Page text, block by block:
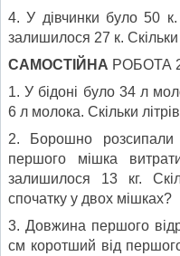
4. У дівчинки було 50
залишилося 27 к.
САМОСТІЙНА РОБОТА
1. У бідоні було 34 л
6 л молока. Скільки
2. Борошно
першого мішка
залишилося 13 кг.
спочатку у двох мішках?
3. Довжина першого
см коротший від